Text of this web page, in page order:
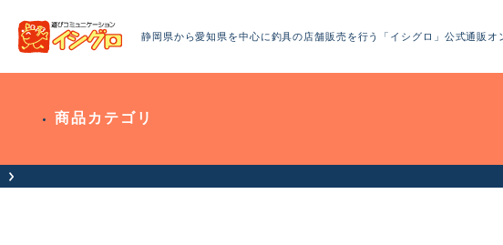
静岡県から愛知県を中心に釣具の店舗販売を行う「イシグロ」公式通販オ
商品カテゴリ